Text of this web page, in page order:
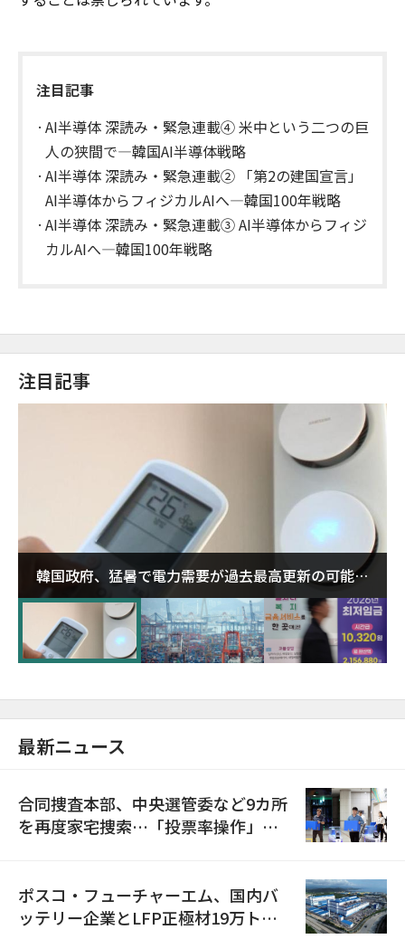
注目記事
AI半導体 深読み・緊急連載④ 米中という二つの巨
人の狭間で―韓国AI半導体戦略
AI半導体 深読み・緊急連載② 「第2の建国宣言」
AI半導体からフィジカルAIへ―韓国100年戦略
AI半導体 深読み・緊急連載③ AI半導体からフィジ
カルAIへ―韓国100年戦略
注目記事
韓国政府、猛暑で電力需要が過去最高更新の可能性
に需給対応体制を点検
最新ニュース
合同捜査本部、中央選管委など9カ所
を再度家宅捜索…「投票率操作」の
ポスコ・フューチャーエム、国内バ
ッテリー企業とLFP正極材19万トン